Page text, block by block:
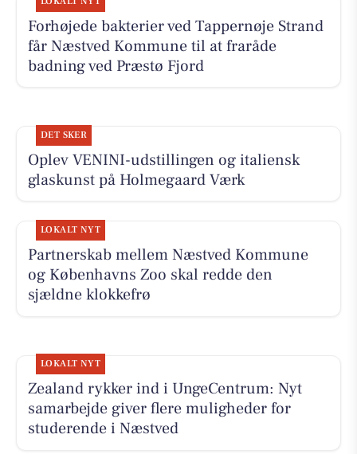
Forhøjede bakterier ved Tappernøje Strand
får Næstved Kommune til at fraråde
badning ved Præstø Fjord
DET SKER
Oplev VENINI-udstillingen og italiensk
glaskunst på Holmegaard Værk
LOKALT NYT
Partnerskab mellem Næstved Kommune
og Københavns Zoo skal redde den
sjældne klokkefrø
LOKALT NYT
Zealand rykker ind i UngeCentrum: Nyt
samarbejde giver flere muligheder for
studerende i Næstved